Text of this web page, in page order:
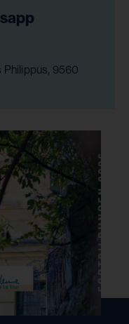
Philippus, 9560